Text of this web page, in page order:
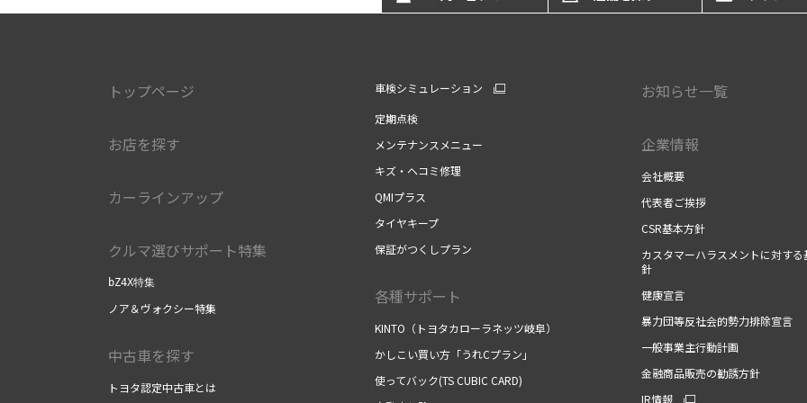
トップページ
お店を探す
カーラインアップ
クルマ選びサポート特集
bZ4X特集
ノア＆ヴォクシー特集
中古車を探す
トヨタ認定中古車とは
車検シミュレーション
定期点検
メンテナンスメニュー
キズ・ヘコミ修理
QMIプラス
タイヤキープ
保証がつくしプラン
各種サポート
KINTO（トヨタカローラネッツ岐阜）
かしこい買い方「うれCプラン」
使ってバック(TS CUBIC CARD)
お知らせ一覧
企業情報
会社概要
代表者ご挨拶
CSR基本方針
カスタマーハラスメントに対する
針
健康宣言
暴力団等反社会的勢力排除宣言
一般事業主行動計画
金融商品販売の勧誘方針
IR情報